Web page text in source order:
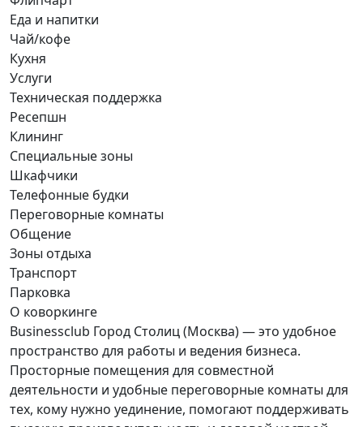
Еда и напитки
Чай/кофе
Кухня
Услуги
Техническая поддержка
Ресепшн
Клининг
Специальные зоны
Шкафчики
Телефонные будки
Переговорные комнаты
Общение
Зоны отдыха
Транспорт
Парковка
О коворкинге
Businessclub Город Столиц (Москва) — это удобное
пространство для работы и ведения бизнеса.
Просторные помещения для совместной
деятельности и удобные переговорные комнаты для
тех, кому нужно уединение, помогают поддерживать